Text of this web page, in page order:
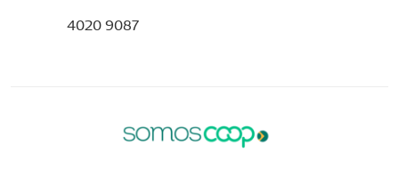
4020 9087